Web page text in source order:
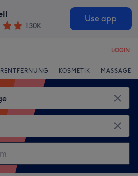
130K
Use app
LOGIN
KOSMETIK MASSAGE